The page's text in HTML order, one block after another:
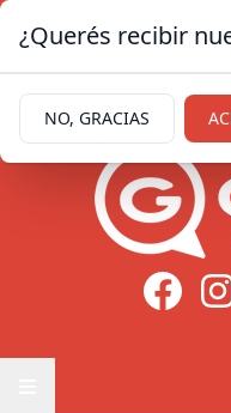
¿Querés recibir
NO, GRACIAS